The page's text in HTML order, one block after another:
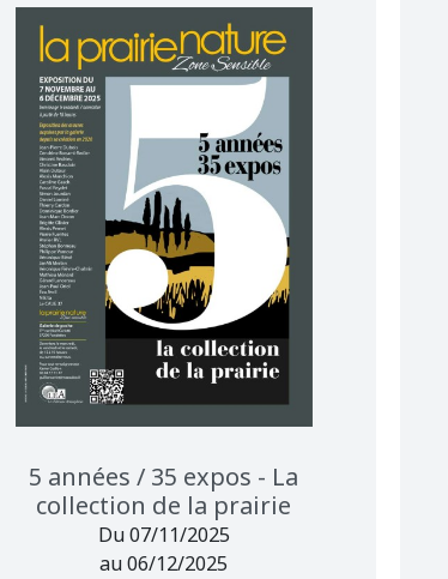
5 années / 35 expos - La
collection de la prairie
Du 07/11/2025
au 06/12/2025